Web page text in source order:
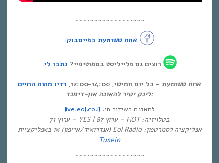
~~~~~~~~~~~~~~~~~~
אחת ששומעת בפייסבוק!
רוצים גם פלייליסט בספוטיפיי? כתבו לי.
אחת ששומעת – כל יום חמישי, 12:00-14:00,
רדיו מהות החיים
לינק ישיר להאזנה און-דימנד:
להאזנה בשידור חי: live.eol.co.il
בטלויזיה: HOT – ערוץ 87 | YES – ערוץ 71
אפליקציה לסמרטפון: Eol Radio (אנדרואיד/אייפון) או באפליקציית
Tunein
~~~~~~~~~~~~~~~~~~